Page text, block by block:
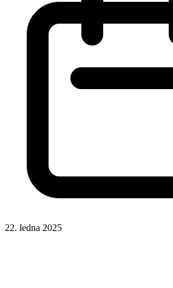
22. ledna 2025